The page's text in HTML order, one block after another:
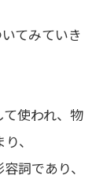
てみていき
使われ、物
、
詞であり、